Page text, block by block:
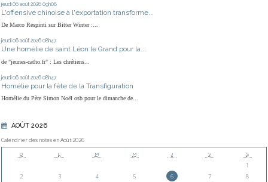
jeudi 06 août 2026 09h08
L'offensive chinoise à l'exportation transforme...
De Marco Respinti sur Bitter Winter :...
jeudi 06 août 2026 08h47
Une homélie de saint Léon le Grand pour la...
de "jeunes-catho.fr" : Les chrétiens...
jeudi 06 août 2026 08h47
Homélie pour la fête de la Transfiguration
Homélie du Père Simon Noël osb pour le dimanche de...
AOÛT 2026
Calendrier des notes en Août 2026
D L M M J V S
1
2
3 4 5 6 7
8